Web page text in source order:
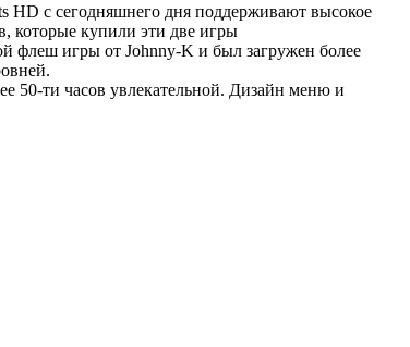
HD с сегодняшнего дня поддерживают высокое
которые купили эти две игры
флеш игры от Johnny-K и был загружен более
50-ти часов увлекательной. Дизайн меню и